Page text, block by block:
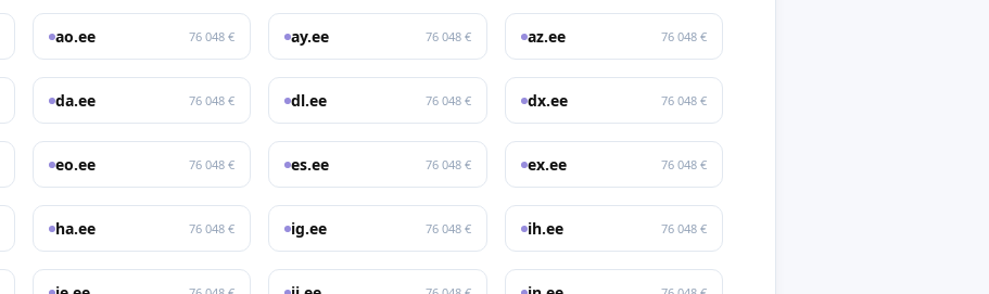
ao.ee 76 048 € ay.ee 76 048 € az.ee 76 048 €
da.ee 76 048 € dl.ee 76 048 € dx.ee 76 048 €
eo.ee 76 048 € es.ee 76 048 € ex.ee 76 048 €
ha.ee 76 048 € ig.ee 76 048 € ih.ee 76 048 €